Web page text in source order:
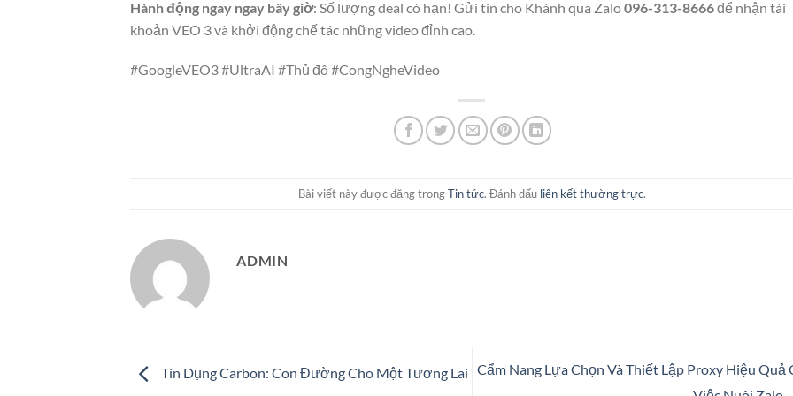
Hành động ngay ngay bây giờ: Số lượng deal có hạn! Gửi tin cho Khánh qua Zalo096-313-8666để nhận tài
khoản VEO 3 và khởi động chế tác những video đỉnh cao.
#GoogleVEO3 #UltraAI #Thủ đô #CongNgheVideo
Bài viết này được đăng trongTin tức. Đánh dấu liên kết thường trực.
ADMIN
Tín Dụng Carbon: Con Đường Cho Một Tương Lai Cẩm Nang Lựa Chọn Và Thiết Lập Proxy Hiệu Quả